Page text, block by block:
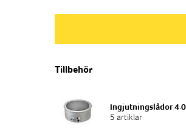
Tillbehör
Ingjutningslådor
5 artiklar